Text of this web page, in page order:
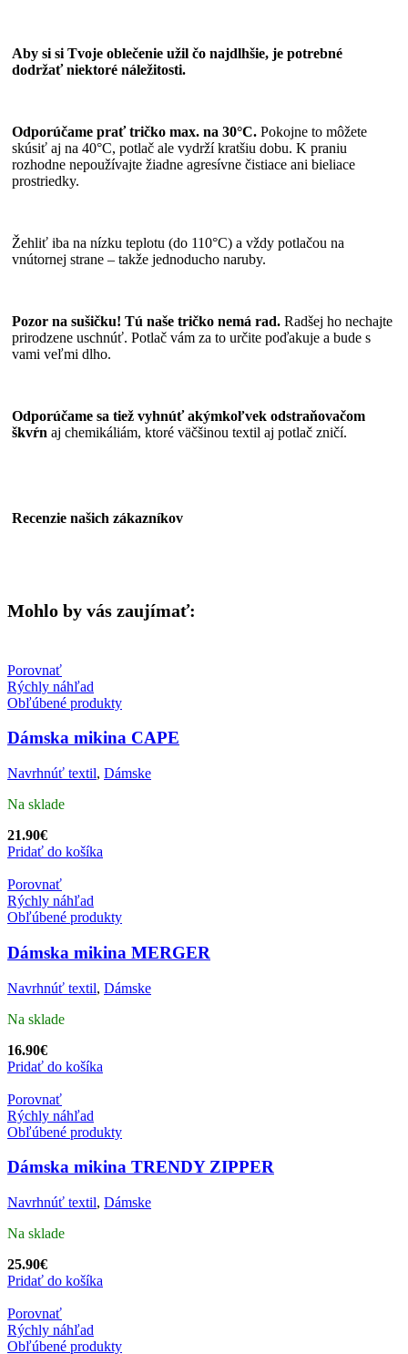
Aby si si Tvoje oblečenie užil čo najdlhšie, je potrebné
dodržať niektoré náležitosti.
Odporúčame prať tričko max. na 30°C. Pokojne to môžete
skúsiť aj na 40°C, potlač ale vydrží kratšiu dobu. K praniu
rozhodne nepoužívajte žiadne agresívne čistiace ani bieliace
prostriedky.
Žehliť iba na nízku teplotu (do 110°C) a vždy potlačou na
vnútornej strane – takže jednoducho naruby.
Pozor na sušičku! Tú naše tričko nemá rad. Radšej ho nechajte
prirodzene uschnúť. Potlač vám za to určite poďakuje a bude s
vami veľmi dlho.
Odporúčame sa tiež vyhnúť akýmkoľvek odstraňovačom
škvŕn aj chemikáliám, ktoré väčšinou textil aj potlač zničí.
Recenzie našich zákazníkov
Mohlo by vás zaujímať:
Porovnať
Rýchly náhľad
Obľúbené produkty
Dámska mikina CAPE
Navrhnúť textil, Dámske
Na sklade
21.90€
Pridať do košíka
Porovnať
Rýchly náhľad
Obľúbené produkty
Dámska mikina MERGER
Navrhnúť textil, Dámske
Na sklade
16.90€
Pridať do košíka
Porovnať
Rýchly náhľad
Obľúbené produkty
Dámska mikina TRENDY ZIPPER
Navrhnúť textil, Dámske
Na sklade
25.90€
Pridať do košíka
Porovnať
Rýchly náhľad
Obľúbené produkty